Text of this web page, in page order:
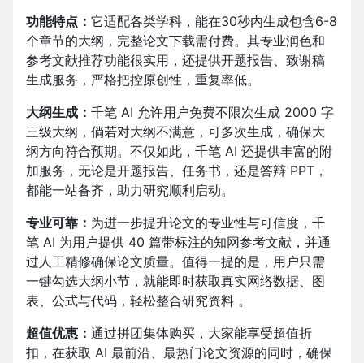
功能特点： 它适配各类学科，能在30秒内生成包含6-8
个章节的大纲，完整论文下载需付费。其专业润色和
参考文献推荐功能很实用，还提供开题报告、致谢稿
生成服务，严格把控原创性，重复率低。​
大纲生成： 千笔 AI 允许用户免费不限次生成 2000 字
三级大纲，倘若对大纲不满意，可多次生成，确保大
纲方向符合预期。不仅如此，千笔 AI 还提供丰富的附
加服务，无论是开题报告、任务书，还是答辩 PPT，
都能一站备齐，助力研究顺利启动。​
专业可靠： 为进一步提升论文的专业性与可信度，千
笔 AI 为用户提供 40 篇带标注的知网参考文献，并通
过人工精修确保论文质量。值得一提的是，用户只需
一键勾选大纲小节，就能即时获取真实网络数据、图
表、公式与代码，轻松整合研究资料 。​
超值优惠： 通过拼团集体购买，大家能享受超值折
扣，在获取 AI 最前沿、最热门论文资源的同时，确保